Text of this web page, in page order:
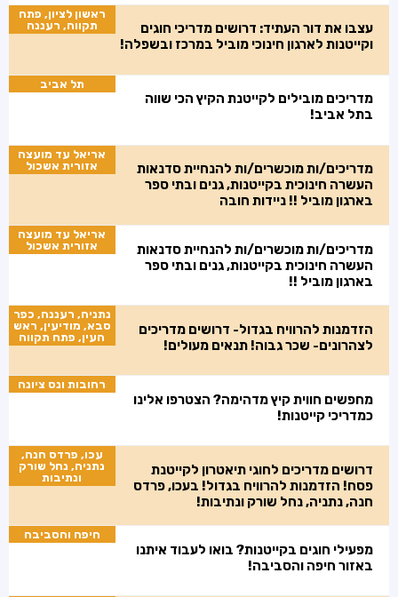
עצבו את דור העתיד: דרושים מדריכי חוגים
וקייטנות לארגון חינוכי מוביל במרכז ובשפלה!
ראשון לציון, פתח
תקווה, רעננה
מדריכים מובילים לקייטנת הקיץ הכי שווה
בתל אביב!
תל אביב
מדריכים/ות מוכשרים/ות להנחיית סדנאות
העשרה חינוכית בקייטנות, גנים ובתי ספר
בארגון מוביל !! ניידות חובה
אריאל עד מועצה
אזורית אשכול
מדריכים/ות מוכשרים/ות להנחיית סדנאות
העשרה חינוכית בקייטנות, גנים ובתי ספר
בארגון מוביל !!
אריאל עד מועצה
אזורית אשכול
הזדמנות להרוויח בגדול- דרושים מדריכים
לצהרונים- שכר גבוה! תנאים מעולים!
נתניה, רעננה, כפר
סבא, מודיעין, ראש
העין, פתח תקווה
מחפשים חווית קיץ מדהימה? הצטרפו אלינו
כמדריכי קייטנות!
רחובות ונס ציונה
דרושים מדריכים לחוגי תיאטרון לקייטנת
פסח! הזדמנות להרוויח בגדול! בעכו, פרדס
חנה, נתניה, נחל שורק ונתיבות!
עכו, פרדס חנה,
נתניה, נחל שורק
ונתיבות
מפעילי חוגים בקייטנות? בואו לעבוד איתנו
באזור חיפה והסביבה!
חיפה והסביבה